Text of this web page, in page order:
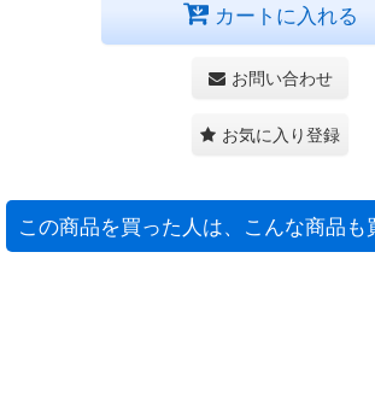
カートに入れる
お問い合わせ
お気に入り登録
この商品を買った人は、こんな商品も